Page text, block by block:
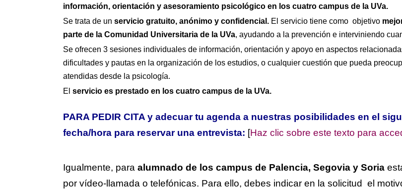
información, orientación y asesoramiento psicológico en los cuatro campus de la UVa.
Se trata de un servicio gratuito, anónimo y confidencial. El servicio tiene como objetivo
parte de la Comunidad Universitaria de la UVa, ayudando a la prevención e interviniendo
Se ofrecen 3 sesiones individuales de información, orientación y apoyo en aspectos
dificultades y pautas en la organización de los estudios, o cualquier cuestión que pueda
atendidas desde la psicología.
El servicio es prestado en los cuatro campus de la UVa.
PARA PEDIR CITA y adecuar tu agenda a nuestras posibilidades en el
fecha/hora para reservar una entrevista: [Haz clic sobre este texto para
Igualmente, para alumnado de los campus de Palencia, Segovia y Soria
por vídeo-llamada o telefónicas. Para ello, debes indicar en la solicitud el